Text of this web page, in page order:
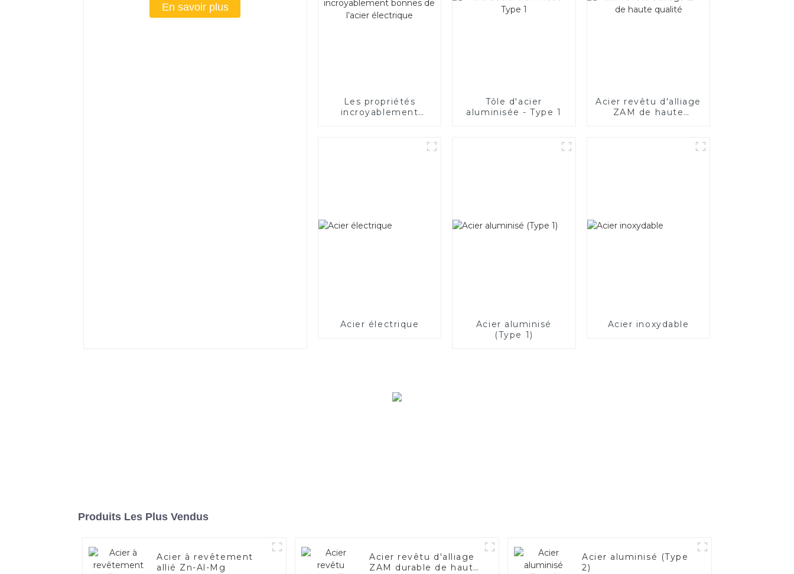
En savoir plus
Les propriétés
incroyablement
Tôle d'acier
aluminisée - Type 1
Acier revêtu d'alliage
ZAM de haute
Acier électrique
Acier aluminisé
(Type 1)
Acier inoxydable
Produits Les Plus Vendus
Acier à revêtement
allié Zn-Al-Mg
Acier revêtu d'alliage
ZAM durable de haute
Acier aluminisé (Type
2)